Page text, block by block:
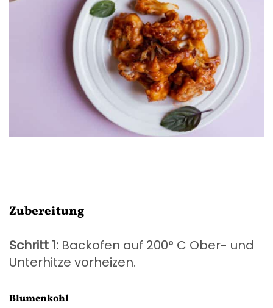
Zubereitung
Schritt 1: Backofen auf 200° C Ober- und
Unterhitze vorheizen.
Blumenkohl